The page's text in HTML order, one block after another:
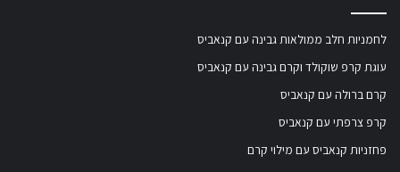
לחמניות חלב ממולאות גבינה עם קנאביס
עוגת קרפ שוקולד וקרם גבינה עם קנאביס
קרם ברולה עם קנאביס
קרפ צרפתי עם קנאביס
פחזניות קנאביס עם מילוי קרם